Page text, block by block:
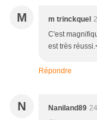
M m trinckquel
C'est
est très
Répondre
N Naniland89